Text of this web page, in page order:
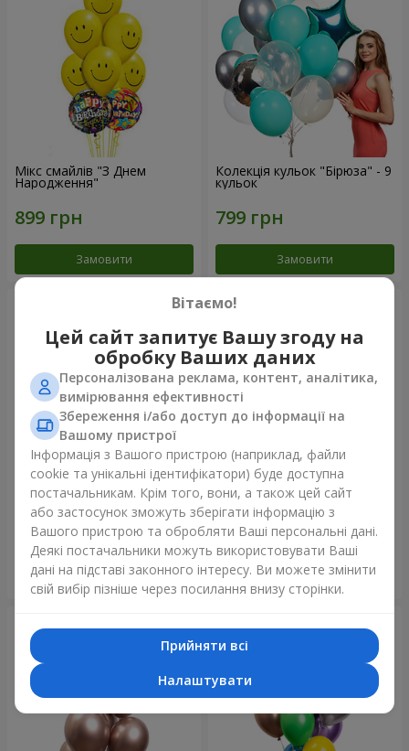
Мікс смайлів "З Днем
Народження"
Замовити
Колекція кульок "Бірюза" - 9
кульок
Замовити
11 жовтих смайликів і
червоних сердець
Замовити
Фонтан куль "Небо"
Замовити
Вітаємо!
Цей сайт запитує Вашу згоду на
обробку Ваших даних
Персоналізована реклама, контент, аналітика,
вимірювання ефективності
Збереження і/або доступ до інформації на
Вашому пристрої
Інформація з Вашого пристрою (наприклад, файли
cookie та унікальні ідентифікатори) буде доступна
постачальникам. Крім того, вони, а також цей сайт
або застосунок зможуть зберігати інформацію з
Вашого пристрою та обробляти Ваші персональні дані.
Деякі постачальники можуть використовувати Ваші
дані на підставі законного інтересу. Ви можете змінити
свій вибір пізніше через посилання внизу сторінки.
Прийняти всі
Налаштувати